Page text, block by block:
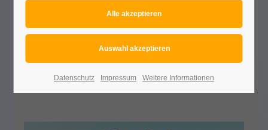
-1177
Datenschutz Impressum Weitere Informationen